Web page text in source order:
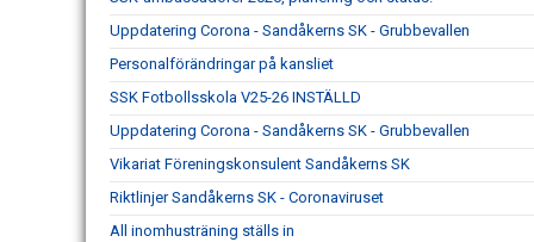
Uppdatering Corona - Sandåkerns SK - Grubbevallen
Personalförändringar på kansliet
SSK Fotbollsskola V25-26 INSTÄLLD
Uppdatering Corona - Sandåkerns SK - Grubbevallen
Vikariat Föreningskonsulent Sandåkerns SK
Riktlinjer Sandåkerns SK - Coronaviruset
All inomhusträning ställs in